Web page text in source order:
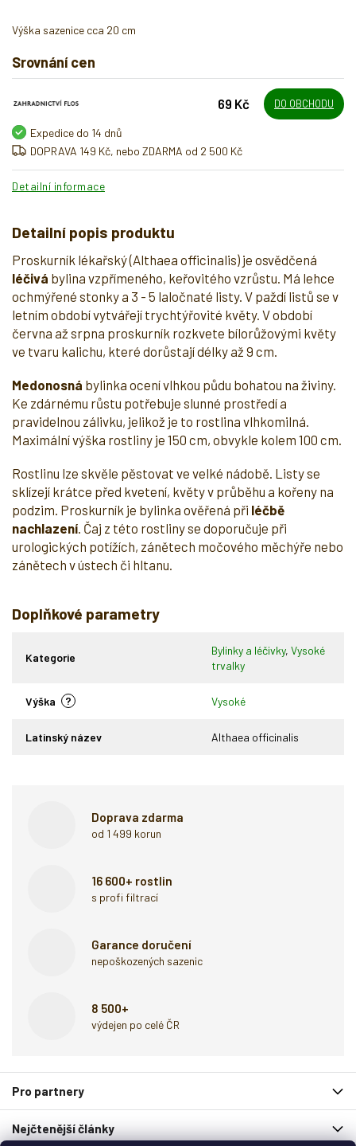
Výška sazenice cca 20 cm
Srovnání cen
69 Kč DO OBCHODU
Expedice do 14 dnů
DOPRAVA 149 Kč, nebo ZDARMA od 2 500 Kč
Detailní informace
Detailní popis produktu
Proskurník lékařský (Althaea officinalis) je osvědčená
léčivá bylina vzpřímeného, keřovitého vzrůstu. Má lehce
ochmýřené stonky a 3 - 5 laločnaté listy. V paždí listů se v
letním období vytvářejí trychtýřovité květy. V období
června až srpna proskurník rozkvete bílorůžovými květy
ve tvaru kalichu, které dorůstají délky až 9 cm.
Medonosná bylinka ocení vlhkou půdu bohatou na živiny.
Ke zdárnému růstu potřebuje slunné prostředí a
pravidelnou zálivku, jelikož je to rostlina vlhkomilná.
Maximální výška rostliny je 150 cm, obvykle kolem 100 cm.
Rostlinu lze skvěle pěstovat ve velké nádobě. Listy se
sklízejí krátce před kvetení, květy v průběhu a kořeny na
podzim. Proskurník je bylinka ověřená při léčbě
nachlazení. Čaj z této rostliny se doporučuje při
urologických potížích, zánětech močového měchýře nebo
zánětech v ústech či hltanu.
Doplňkové parametry
Kategorie
Bylinky a léčivky, Vysoké
trvalky
?
Výška Vysoké
Latinský název Althaea officinalis
Doprava zdarma
od 1 499 korun
16 600+ rostlin
s profi filtrací
Garance doručení
nepoškozených sazenic
8 500+
výdejen po celé ČR
p
Pro partnery
Nejčtenější články